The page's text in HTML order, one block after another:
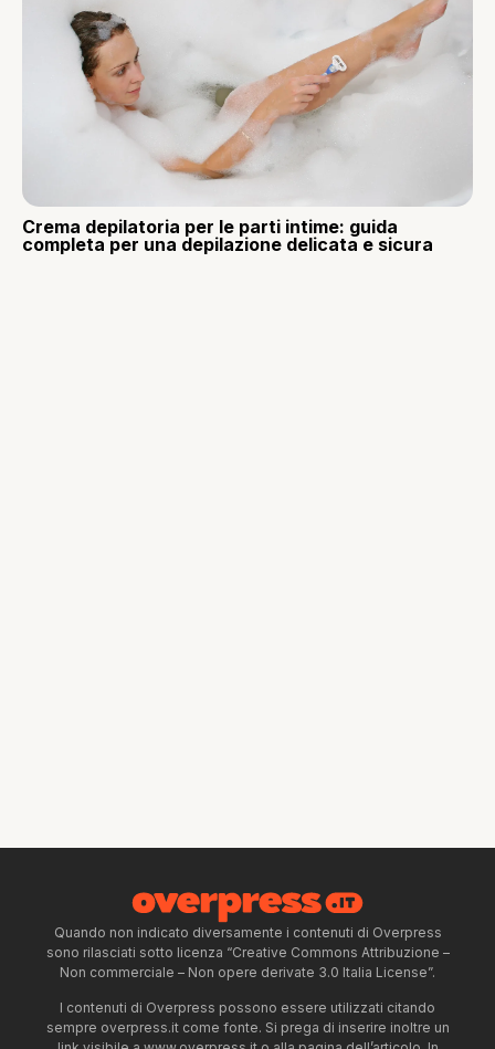
Crema depilatoria per le parti intime: guida
completa per una depilazione delicata e sicura
Quando non indicato diversamente i contenuti di Overpress
sono rilasciati sotto licenza “Creative Commons Attribuzione –
Non commerciale – Non opere derivate 3.0 Italia License”.
I contenuti di Overpress possono essere utilizzati citando
sempre overpress.it come fonte. Si prega di inserire inoltre un